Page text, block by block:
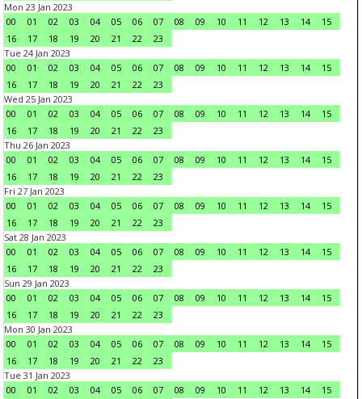
Mon 23 Jan 2023
00
01 02 03 04 05 06 07 08 09 10 11 12 13 14
15
16
17 18 19 20 21 22
23
Tue 24 Jan 2023
00
01 02 03 04 05 06 07 08 09 10 11 12 13 14
15
16
17 18 19 20 21 22
23
Wed 25 Jan 2023
00
01 02 03 04 05 06 07 08 09 10 11 12 13 14
15
16
17 18 19 20 21 22
23
Thu 26 Jan 2023
00
01 02 03 04 05 06 07 08 09 10 11 12 13 14
15
16
17 18 19 20 21 22
23
Fri 27 Jan 2023
00
01 02 03 04 05 06 07 08 09 10 11 12 13 14
15
16
17 18 19 20 21 22
23
Sat 28 Jan 2023
00
01 02 03 04 05 06 07 08 09 10 11 12 13 14
15
16
17 18 19 20 21 22
23
Sun 29 Jan 2023
00
01 02 03 04 05 06 07 08 09 10 11 12 13 14
15
16
17 18 19 20 21 22
23
Mon 30 Jan 2023
00
01 02 03 04 05 06 07 08 09 10 11 12 13 14
15
16
17 18 19 20 21 22
23
Tue 31 Jan 2023
00
01 02 03 04 05 06 07 08 09 10 11 12 13 14
15